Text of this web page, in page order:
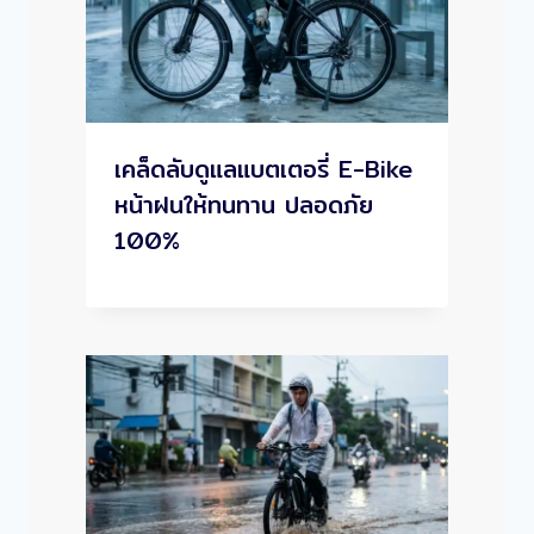
เคล็ดลับดูแลแบตเตอรี่ E-Bike
หน้าฝนให้ทนทาน ปลอดภัย
100%